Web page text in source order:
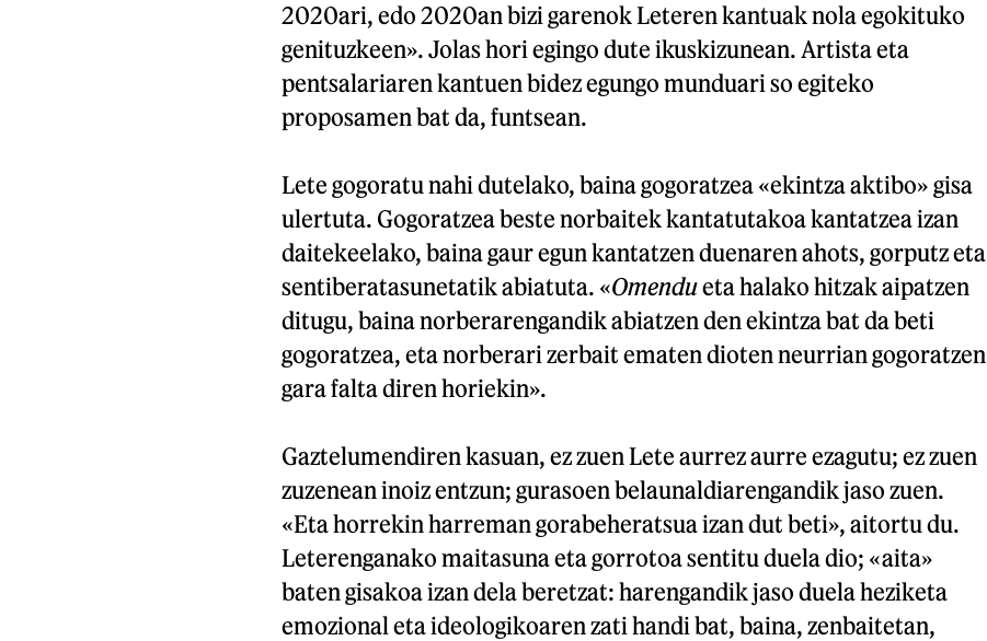
2020ari, edo 2020an bizi garenok Leteren kantuak nola egokituko
genituzkeen». Jolas hori egingo dute ikuskizunean. Artista eta
pentsalariaren kantuen bidez egungo munduari so egiteko
proposamen bat da, funtsean.
Lete gogoratu nahi dutelako, baina gogoratzea «ekintza aktibo» gisa
ulertuta. Gogoratzea beste norbaitek kantatutakoa kantatzea izan
daitekeelako, baina gaur egun kantatzen duenaren ahots, gorputz eta
sentiberatasunetatik abiatuta. «Omendueta halako hitzak aipatzen
ditugu, baina norberarengandik abiatzen den ekintza bat da beti
gogoratzea, eta norberari zerbait ematen dioten neurrian gogoratzen
gara falta diren horiekin».
Gaztelumendiren kasuan, ez zuen Lete aurrez aurre ezagutu; ez zuen
zuzenean inoiz entzun; gurasoen belaunaldiarengandik jaso zuen.
«Eta horrekin harreman gorabeheratsua izan dut beti», aitortu du.
Leterenganako maitasuna eta gorrotoa sentitu duela dio; «aita»
baten gisakoa izan dela beretzat: harengandik jaso duela heziketa
emozional eta ideologikoaren zati handi bat, baina, zenbaitetan,